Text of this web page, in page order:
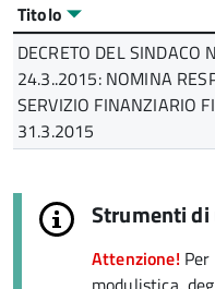
Titolo
DECRETO DEL SINDACO
24.3..2015: NOMINA
SERVIZIO FINANZIARIO
31.3.2015
Strumenti
Attenzione!